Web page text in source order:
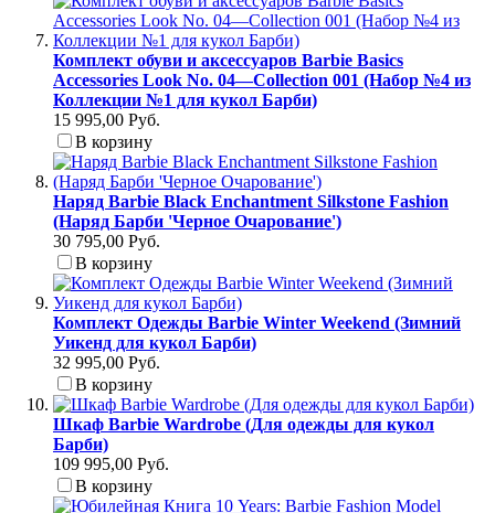
Комплект обуви и аксессуаров Barbie Basics
Accessories Look No. 04—Collection 001 (Набор №4 из
Коллекции №1 для кукол Барби)
15 995,00 Руб.
В корзину
Наряд Barbie Black Enchantment Silkstone Fashion
(Наряд Барби 'Черное Очарование')
30 795,00 Руб.
В корзину
Комплект Одежды Barbie Winter Weekend (Зимний
Уикенд для кукол Барби)
32 995,00 Руб.
В корзину
Шкаф Barbie Wardrobe (Для одежды для кукол
Барби)
109 995,00 Руб.
В корзину